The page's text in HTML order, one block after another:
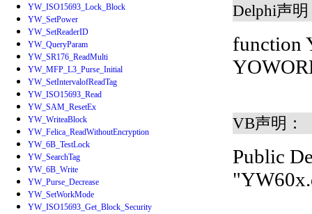
YW_ISO15693_Lock_Block
YW_SetPower
YW_SetReaderID
YW_QueryParam
YW_SR176_ReadMulti
YW_MFP_L3_Purse_Initial
YW_SetIntervalofReadTag
YW_ISO15693_Read
YW_SAM_ResetEx
YW_WriteaBlock
YW_Felica_ReadWithoutEncryption
YW_6B_TestLock
YW_SearchTag
YW_6B_Write
YW_Purse_Decrease
YW_SetWorkMode
YW_ISO15693_Get_Block_Security
Delphi声
function
VB声明：
Public